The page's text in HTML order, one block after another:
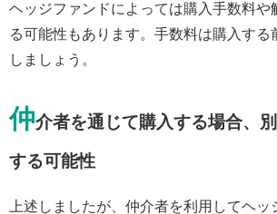
ヘッジファンドによっては購入手数料や
る可能性もあります。手数料は購入する
しましょう。
仲介者を通じて購入する場合、
する可能性
上述しましたが、仲介者を利用してヘッ